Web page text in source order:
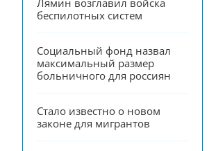
Лямин возглавил войска
беспилотных систем
Социальный фонд назвал
максимальный размер
больничного для россиян
Стало известно о новом
законе для мигрантов